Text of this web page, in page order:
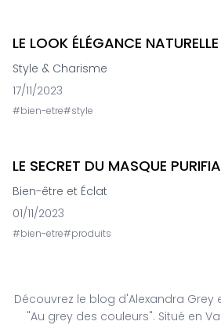
LE LOOK ÉLÉGANCE NATURELLE
Style & Charisme
17/11/2023
#bien-etre#style
LE SECRET DU MASQUE
Bien-être et Éclat
01/11/2023
#bien-etre#produits
Découvrez le blog d'Alexandra
"Au grey des couleurs". Situé en